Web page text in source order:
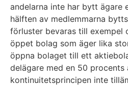
andelarna inte har bytt ägare
hälften av medlemmarna
förluster bevaras till exempel
öppet bolag som äger lika
öppna bolaget till ett
delägare med en 50 procents
kontinuitetsprincipen inte